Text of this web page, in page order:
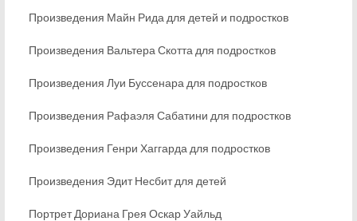
Произведения Майн Рида для детей и подростков
Произведения Вальтера Скотта для подростков
Произведения Луи Буссенара для подростков
Произведения Рафаэля Сабатини для подростков
Произведения Генри Хаггарда для подростков
Произведения Эдит Несбит для детей
Портрет Дориана Грея Оскар Уайльд